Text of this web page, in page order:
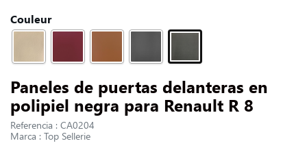
Couleur
Paneles de puertas delanteras en
polipiel negra para Renault R 8
Referencia : CA0204
Marca : Top Sellerie